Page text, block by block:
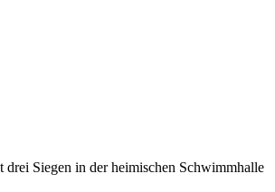
drei Siegen in der heimischen Schwimmhalle